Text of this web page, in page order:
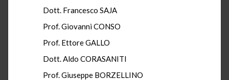
Dott. Francesco SAJA
Prof. Giovanni CONSO
Prof. Ettore GALLO
Dott. Aldo CORASANITI
Prof. Giuseppe BORZELLINO